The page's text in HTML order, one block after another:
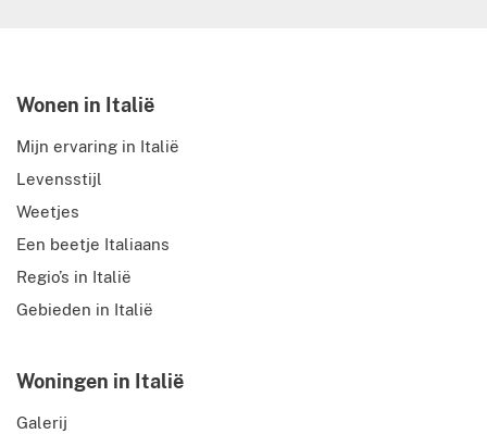
Wonen in Italië
Mijn ervaring in Italië
Levensstijl
Weetjes
Een beetje Italiaans
Regio’s in Italië
Gebieden in Italië
Woningen in Italië
Galerij